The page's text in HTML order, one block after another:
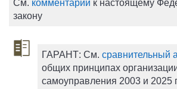
См. комментарии к настоящему
закону
ГАРАНТ: См. сравнительный
общих принципах
самоуправления 2003 и 2025